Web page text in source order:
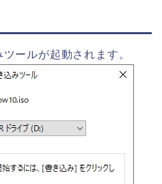
ールが起動されます。